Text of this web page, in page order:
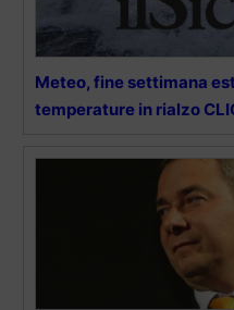
Meteo, fine settimana
temperature in rialzo